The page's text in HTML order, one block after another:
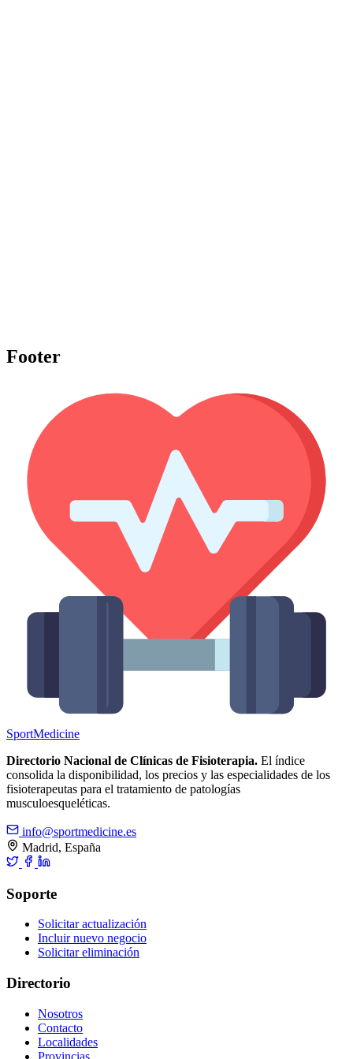
Footer
SportMedicine
Directorio Nacional de Clínicas de Fisioterapia. El índice
consolida la disponibilidad, los precios y las especialidades de los
fisioterapeutas para el tratamiento de patologías
musculoesqueléticas.
info@sportmedicine.es
Madrid, España
Soporte
Solicitar actualización
Incluir nuevo negocio
Solicitar eliminación
Directorio
Nosotros
Contacto
Localidades
Provincias